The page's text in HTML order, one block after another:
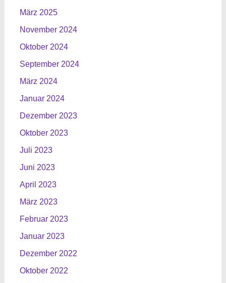
März 2025
November 2024
Oktober 2024
September 2024
März 2024
Januar 2024
Dezember 2023
Oktober 2023
Juli 2023
Juni 2023
April 2023
März 2023
Februar 2023
Januar 2023
Dezember 2022
Oktober 2022